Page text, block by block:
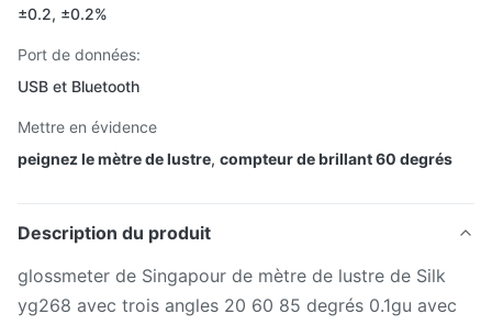
±0.2, ±0.2%
Port de données:
USB et Bluetooth
Mettre en évidence
peignez le mètre de lustre, compteur de brillant 60 degrés
Description du produit
glossmeter de Singapour de mètre de lustre de Silk
yg268 avec trois angles 20 60 85 degrés 0.1gu avec